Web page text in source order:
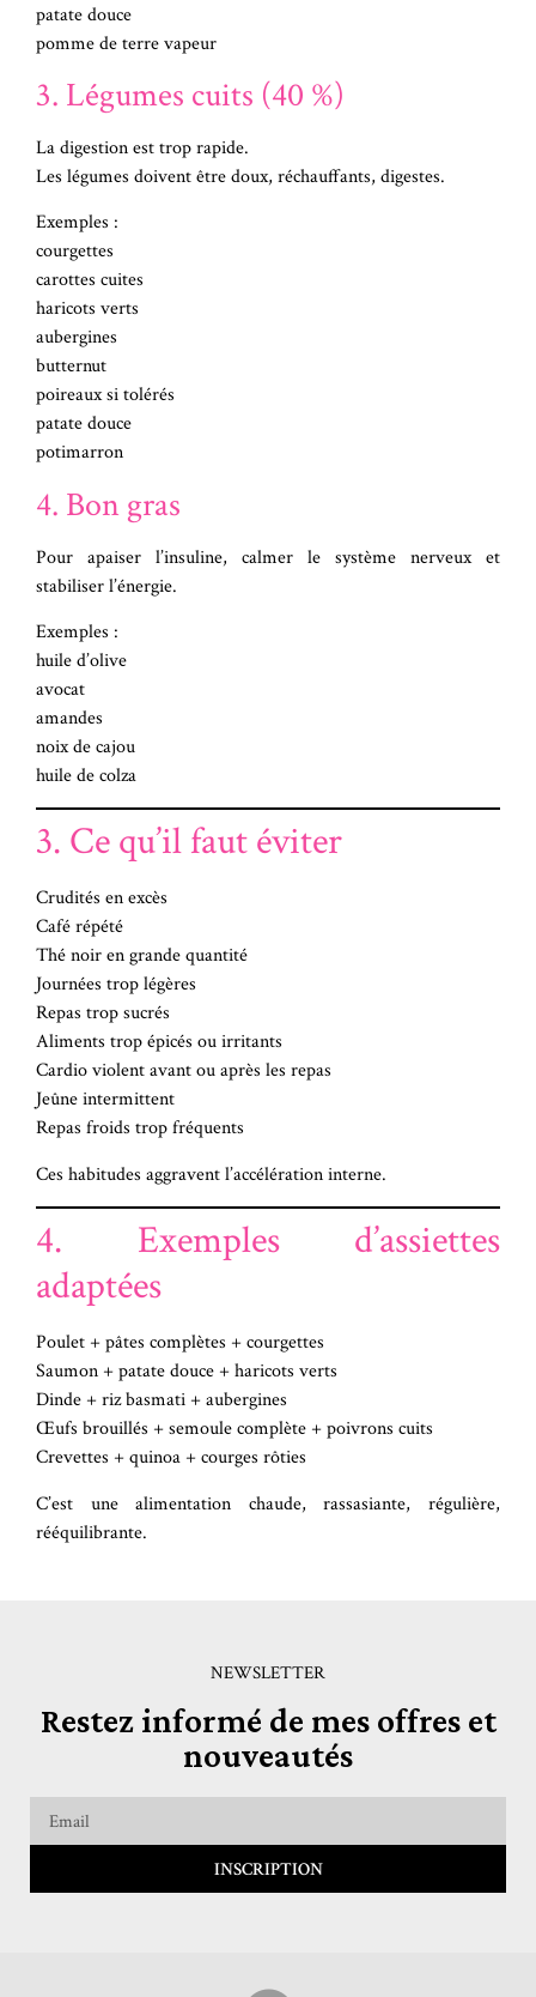
patate douce
pomme de terre vapeur
3. Légumes cuits (40 %)
La digestion est trop rapide.
Les légumes doivent être doux, réchauffants, digestes.
Exemples :
courgettes
carottes cuites
haricots verts
aubergines
butternut
poireaux si tolérés
patate douce
potimarron
4. Bon gras
Pour apaiser l’insuline, calmer le système nerveux et
stabiliser l’énergie.
Exemples :
huile d’olive
avocat
amandes
noix de cajou
huile de colza
3. Ce qu’il faut éviter
Crudités en excès
Café répété
Thé noir en grande quantité
Journées trop légères
Repas trop sucrés
Aliments trop épicés ou irritants
Cardio violent avant ou après les repas
Jeûne intermittent
Repas froids trop fréquents
Ces habitudes aggravent l’accélération interne.
4. Exemples d’assiettes
adaptées
Poulet + pâtes complètes + courgettes
Saumon + patate douce + haricots verts
Dinde + riz basmati + aubergines
Œufs brouillés + semoule complète + poivrons cuits
Crevettes + quinoa + courges rôties
C’est une alimentation chaude, rassasiante, régulière,
rééquilibrante.
NEWSLETTER
Restez informé de mes offres et
nouveautés
INSCRIPTION